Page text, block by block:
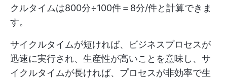
クルタイムは800分÷100件＝8分/件と計算できま
す。
サイクルタイムが短ければ、ビジネスプロセスが
迅速に実行され、生産性が高いことを意味し、サ
イクルタイムが長ければ、プロセスが非効率で生